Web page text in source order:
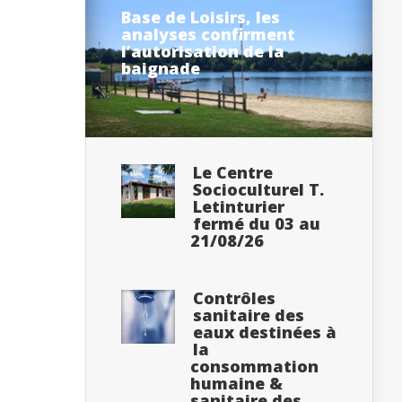
Base de Loisirs, les
analyses confirment
l’autorisation de la
baignade
Le Centre
Socioculturel T.
Letinturier
fermé du 03 au
21/08/26
Contrôles
sanitaire des
eaux destinées à
la
consommation
humaine &